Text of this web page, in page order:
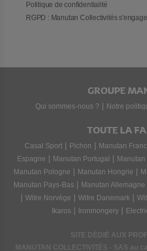
Politique de confidentialité
RGPD : Manutan Collectivités
GROUPE
Qui sommes-nous ? | Notre
TOUTE LA
Casal Sport | Pichon | Manutan
Espagne | Manutan Portugal |
Manutan Pologne | Manutan Hongrie |
Manutan Pays-Bas | Manutan Allemagne
| Witre Norvège | Witre Danemark |
Ikaros | Ironmongery |
SITE DÉDIÉ AUX
MANUTAN COLLECTIVITÉS - SAS au